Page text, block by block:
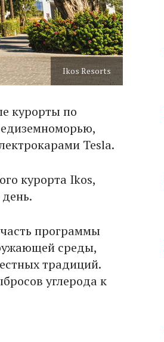
Ikos Resorts
курорты по
Tesla.
курорта Ikos,
программы
среды,
традиций.
углерода к